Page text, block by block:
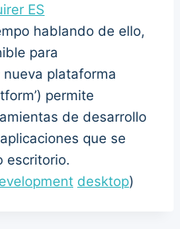
ES
hablando de ello,
para
plataforma
permite
de desarrollo
que se
escritorio.
desktop)